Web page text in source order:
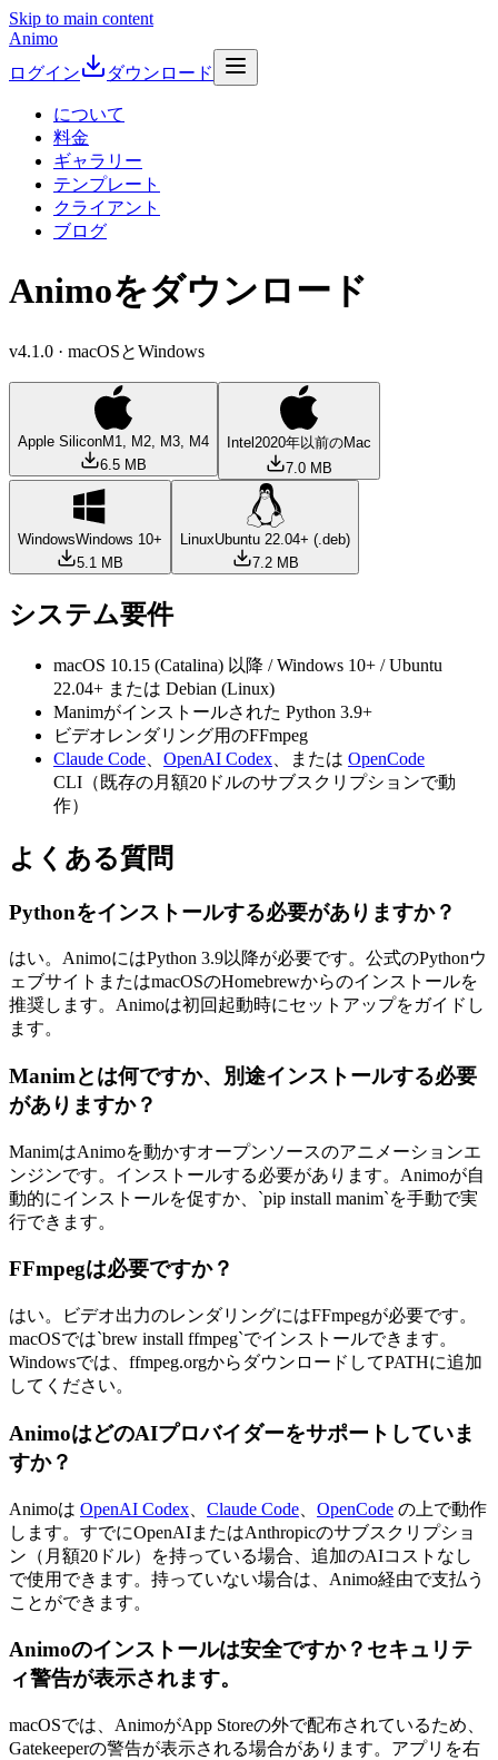
Skip to main content
Animo
ログイン
ダウンロード
について
料金
ギャラリー
テンプレート
クライアント
ブログ
Animoをダウンロード
v4.1.0 · macOSとWindows
Apple SiliconM1, M2, M3, M4
6.5 MB
Intel 2020年以前のMac
7.0 MB
WindowsWindows 10+
5.1 MB
LinuxUbuntu 22.04+ (.deb)
7.2 MB
システム要件
macOS 10.15 (Catalina) 以降 / Windows 10+ / Ubuntu
22.04+ または Debian (Linux)
Manimがインストールされた Python 3.9+
ビデオレンダリング用のFFmpeg
Claude Code
OpenAI Codex 、または OpenCode
CLI（既存の月額20ドルのサブスクリプションで動
作）
よくある質問
Pythonをインストールする必要がありますか？
はい。AnimoにはPython 3.9以降が必要です。公式のPythonウ
ェブサイトまたはmacOSのHomebrewからのインストールを
推奨します。Animoは初回起動時にセットアップをガイドし
ます。
Manimとは何ですか、別途インストールする必要
がありますか？
ManimはAnimoを動かすオープンソースのアニメーションエ
ンジンです。インストールする必要があります。Animoが自
動的にインストールを促すか、`pip install manim`を手動で実
行できます。
FFmpegは必要ですか？
はい。ビデオ出力のレンダリングにはFFmpegが必要です。
macOSでは`brew install ffmpeg`でインストールできます。
Windowsでは、ffmpeg.orgからダウンロードしてPATHに追加
してください。
AnimoはどのAIプロバイダーをサポートしていま
すか？
Animoは OpenAI Codex Claude Code OpenCode の上で動作
します。すでにOpenAIまたはAnthropicのサブスクリプショ
ン（月額20ドル）を持っている場合、追加のAIコストなし
で使用できます。持っていない場合は、Animo経由で支払う
ことができます。
Animoのインストールは安全ですか？セキュリテ
ィ警告が表示されます。
macOSでは、AnimoがApp Storeの外で配布されているため、
Gatekeeperの警告が表示される場合があります。アプリを右